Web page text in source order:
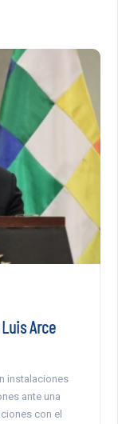
Arce
instalaciones
ante una
con el